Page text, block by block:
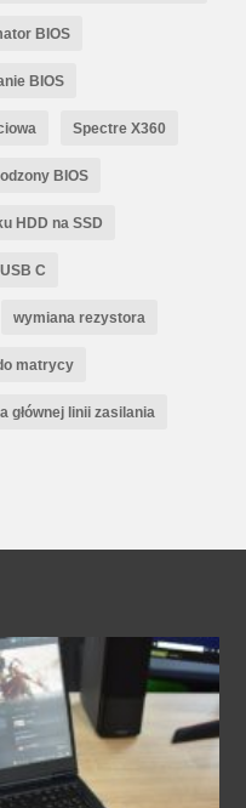
BIOS
BIOS
Spectre X360
BIOS
HDD na SSD
C
wymiana rezystora
matrycy
głównej linii zasilania